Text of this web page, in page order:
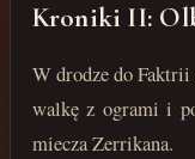
Kroniki II:
W drodze do Faktrii
walkę z ogrami i
miecza Zerrikana.